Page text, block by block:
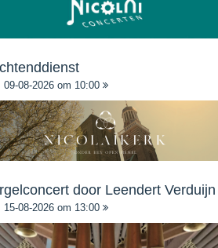
09-08-2026 om 10:00
door Leendert Verduijn
15-08-2026 om 13:00